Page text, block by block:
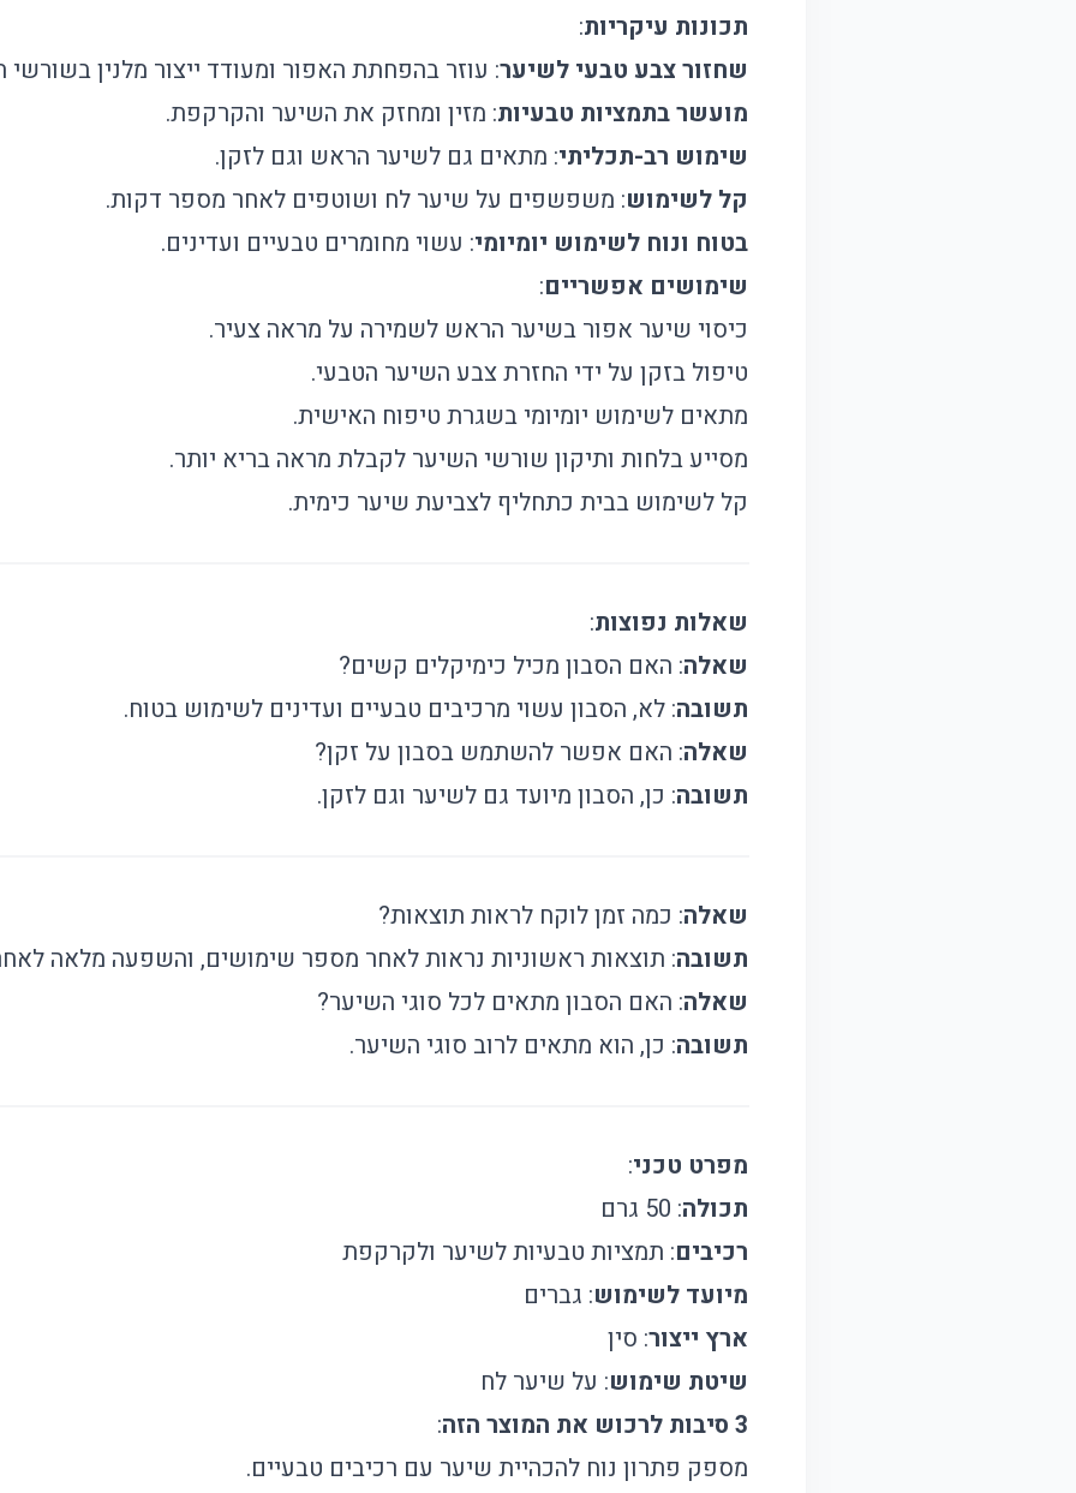
תכונות עיקריות:
שחזור צבע טבעי לשיער: עוזר בהפחתת האפור ומעודד ייצור מלנין בשורשי
מועשר בתמציות טבעיות: מזין ומחזק את השיער והקרקפת.
שימוש רב-תכליתי: מתאים גם לשיער הראש וגם לזקן.
קל לשימוש: משפשפים על שיער לח ושוטפים לאחר מספר דקות.
בטוח ונוח לשימוש יומיומי: עשוי מחומרים טבעיים ועדינים.
שימושים אפשריים:
כיסוי שיער אפור בשיער הראש לשמירה על מראה צעיר.
טיפול בזקן על ידי החזרת צבע השיער הטבעי.
מתאים לשימוש יומיומי בשגרת טיפוח האישית.
מסייע בלחות ותיקון שורשי השיער לקבלת מראה בריא יותר.
קל לשימוש בבית כתחליף לצביעת שיער כימית.
שאלות נפוצות:
שאלה: האם הסבון מכיל כימיקלים קשים?
תשובה: לא, הסבון עשוי מרכיבים טבעיים ועדינים לשימוש בטוח.
שאלה: האם אפשר להשתמש בסבון על זקן?
תשובה: כן, הסבון מיועד גם לשיער וגם לזקן.
שאלה: כמה זמן לוקח לראות תוצאות?
תשובה: תוצאות ראשוניות נראות לאחר מספר שימושים, והשפעה מלאה
שאלה: האם הסבון מתאים לכל סוגי השיער?
תשובה: כן, הוא מתאים לרוב סוגי השיער.
מפרט טכני:
תכולה: 50 גרם
רכיבים: תמציות טבעיות לשיער ולקרקפת
מיועד לשימוש: גברים
ארץ ייצור: סין
שיטת שימוש: על שיער לח
3 סיבות לרכוש את המוצר הזה
:
מספק פתרון נוח להכהיית שיער עם רכיבים טבעיים.